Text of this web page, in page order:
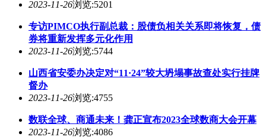
山西省安委办决定对“11·24”较大坍塌事故查处实行挂牌
督办
2023-11-26浏览:4755
数联全球、商通未来！龚正宣布2023全球数商大会开幕
2023-11-26浏览:4086
德国蓝皮书：德国对华经贸政策不会从根本上改变中德
2023-11-26浏览:5254